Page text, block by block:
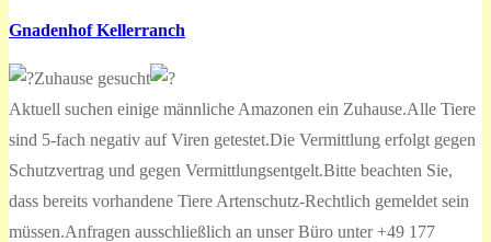
Gnadenhof Kellerranch
Zuhause gesucht
Aktuell suchen einige männliche Amazonen ein Zuhause.Alle Tiere
sind 5-fach negativ auf Viren getestet.Die Vermittlung erfolgt gegen
Schutzvertrag und gegen Vermittlungsentgelt.Bitte beachten Sie,
dass bereits vorhandene Tiere Artenschutz-Rechtlich gemeldet sein
müssen.Anfragen ausschließlich an unser Büro unter +49 177